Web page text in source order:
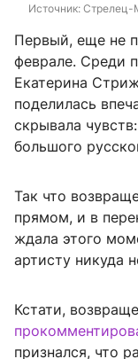
Источник: Стрелец-
Первый, еще не
феврале. Среди
Екатерина
поделилась
скрывала
большого
Так что
прямом, и в
ждала этого
артисту никуда
Кстати,
признался, что